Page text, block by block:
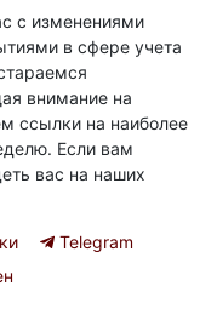
с изменениями
в сфере учета
внимание на
ссылки на наиболее
Если вам
вас на наших
Telegram